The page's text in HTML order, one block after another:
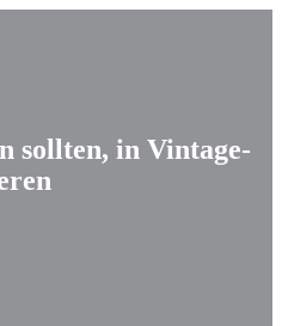
sollten, in Vintage-